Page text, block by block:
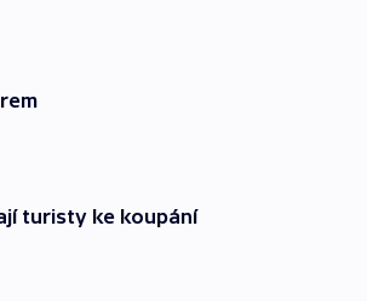
turisty ke koupání